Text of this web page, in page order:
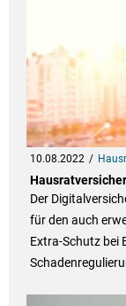
10.08.2022
Der
für den auch
Extra-Schutz bei